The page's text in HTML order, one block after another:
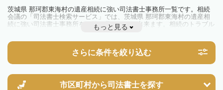
茨城県 那珂郡東海村の遺産相続に強い司法書士事務所一覧です。相続
会議の「司法書士検索サービス」では、茨城県 那珂郡東海村の遺産相
続に強い司法書士事務所を一覧で見ることが出来ます。相続のトラブル
やお悩みを抱えている方は一度近隣の司法書士に相談してみましょう。
もっと見る
さらに条件を絞り込む
市区町村から司法書士を探す